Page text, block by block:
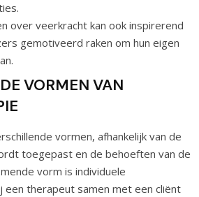
over veerkracht kan ook inspirerend
gemotiveerd raken om hun eigen
VORMEN VAN
vormen, afhankelijk van de
toegepast en de behoeften van de
vorm is individuele
een therapeut samen met een cliënt